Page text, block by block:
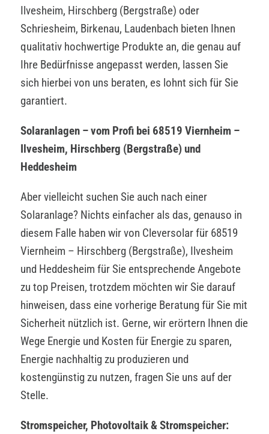
Ilvesheim, Hirschberg (Bergstraße) oder
Schriesheim, Birkenau, Laudenbach bieten Ihnen
qualitativ hochwertige Produkte an, die genau auf
Ihre Bedürfnisse angepasst werden, lassen Sie
sich hierbei von uns beraten, es lohnt sich für Sie
garantiert.
Solaranlagen – vom Profi bei 68519 Viernheim –
Ilvesheim, Hirschberg (Bergstraße) und
Heddesheim
Aber vielleicht suchen Sie auch nach einer
Solaranlage? Nichts einfacher als das, genauso in
diesem Falle haben wir von Cleversolar für 68519
Viernheim – Hirschberg (Bergstraße), Ilvesheim
und Heddesheim für Sie entsprechende Angebote
zu top Preisen, trotzdem möchten wir Sie darauf
hinweisen, dass eine vorherige Beratung für Sie mit
Sicherheit nützlich ist. Gerne, wir erörtern Ihnen die
Wege Energie und Kosten für Energie zu sparen,
Energie nachhaltig zu produzieren und
kostengünstig zu nutzen, fragen Sie uns auf der
Stelle.
Stromspeicher, Photovoltaik & Stromspeicher: